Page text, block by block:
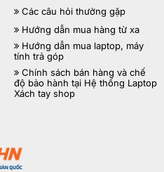
Các câu hỏi thường gặp
Hướng dẫn mua hàng từ xa
Hướng dẫn mua laptop, máy
tính trả góp
Chính sách bán hàng và chế
độ bảo hành tại Hệ thống Laptop
Xách tay shop